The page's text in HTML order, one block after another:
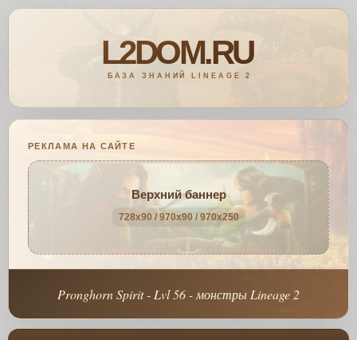
РЕКЛАМА НА САЙТЕ
Верхний баннер
728x90 / 970x90 / 970x250
Pronghorn Spirit - Lvl 56 - монстры Lineage 2